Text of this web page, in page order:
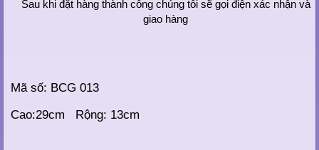
Sau khi đặt hàng thành công chúng tôi sẽ gọi điện xác nhận và
giao hàng
Mã số: BCG 013
Cao:29cm Rộng: 13cm